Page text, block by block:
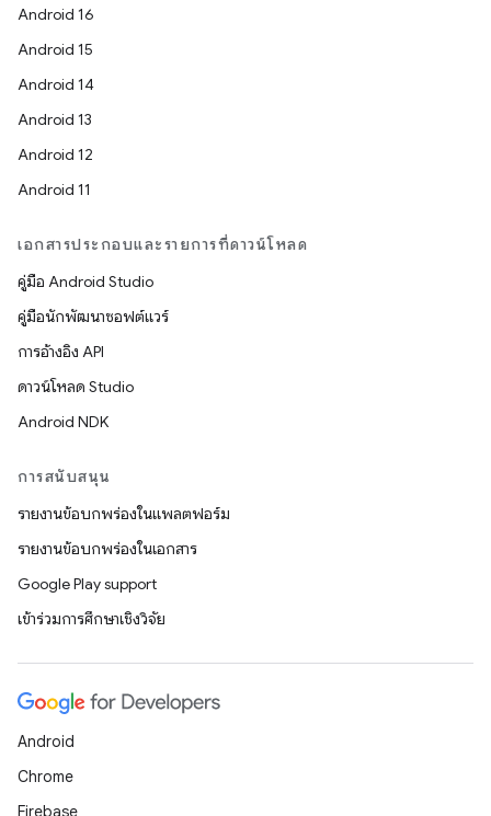
Android 16
Android 15
Android 14
Android 13
Android 12
Android 11
เอกสารประกอบและรายการที่ดาวน์โหลด
คู่มือ Android Studio
คู่มือนักพัฒนาซอฟต์แวร์
การอ้างอิง API
ดาวน์โหลด Studio
Android NDK
การสนับสนุน
รายงานข้อบกพร่องในแพลตฟอร์ม
รายงานข้อบกพร่องในเอกสาร
Google Play support
เข้าร่วมการศึกษาเชิงวิจัย
Android
Chrome